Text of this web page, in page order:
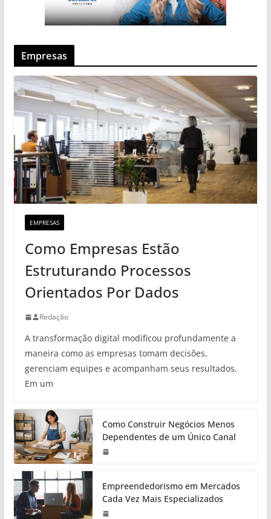
Empresas
EMPRESAS
Como Empresas Estão
Estruturando Processos
Orientados Por Dados
Redação
A transformação digital modificou profundamente a
maneira como as empresas tomam decisões,
gerenciam equipes e acompanham seus resultados.
Em um
Como Construir Negócios Menos
Dependentes de um Único Canal
Empreendedorismo em Mercados
Cada Vez Mais Especializados